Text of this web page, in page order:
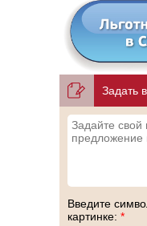
Задать
Введите
картинке: *